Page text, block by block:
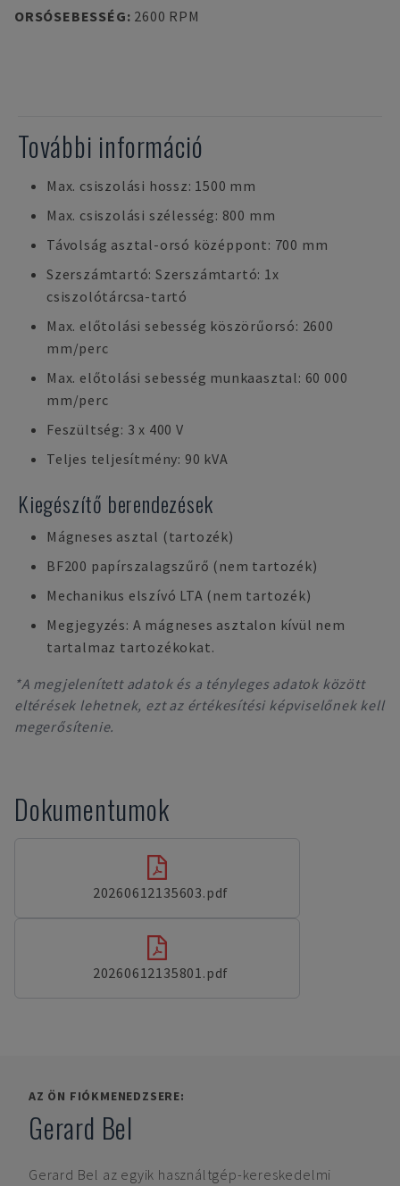
ORSÓSEBESSÉG: 2600 RPM
További információ
Max. csiszolási hossz: 1500 mm
Max. csiszolási szélesség: 800 mm
Távolság asztal-orsó középpont: 700 mm
Szerszámtartó: Szerszámtartó: 1x
csiszolótárcsa-tartó
Max. előtolási sebesség köszörűorsó: 2600
mm/perc
Max. előtolási sebesség munkaasztal: 60 000
mm/perc
Feszültség: 3 x 400 V
Teljes teljesítmény: 90 kVA
Kiegészítő berendezések
Mágneses asztal (tartozék)
BF200 papírszalagszűrő (nem tartozék)
Mechanikus elszívó LTA (nem tartozék)
Megjegyzés: A mágneses asztalon kívül nem
tartalmaz tartozékokat.
*A megjelenített adatok és a tényleges adatok között
eltérések lehetnek, ezt az értékesítési képviselőnek kell
megerősítenie.
Dokumentumok
20260612135603.pdf
20260612135801.pdf
AZ ÖN FIÓKMENEDZSERE:
Gerard Bel
Gerard Bel az egyik használtgép-kereskedelmi